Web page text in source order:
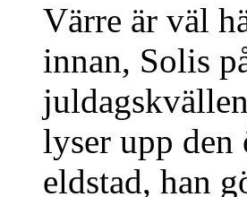
Värre är väl
innan, Solis
lyser upp den
eldstad, han